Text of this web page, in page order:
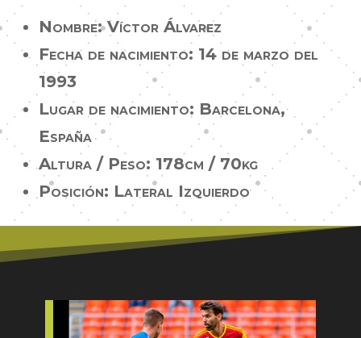
Nombre: Víctor Álvarez
Fecha de nacimiento: 14 de marzo del
1993
Lugar de nacimiento: Barcelona,
España
Altura / Peso: 178cm / 70kg
Posición: Lateral Izquierdo